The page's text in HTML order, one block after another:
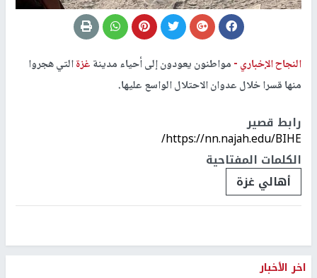
النجاح الإخباري -مواطنون يعودون إلى أحياء مدينةغزةالتي هجروا
منها قسرا خلال عدوان الاحتلال الواسع عليها.
رابط قصير
https://nn.najah.edu/BIHE/
الكلمات المفتاحية
أهالي غزة
اخر الأخبار